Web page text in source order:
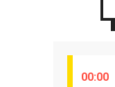
00:00